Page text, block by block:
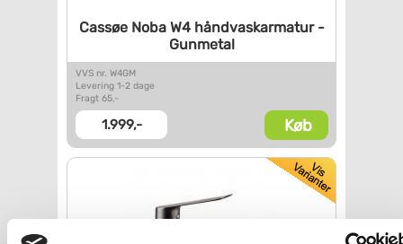
Cassøe Noba W4 håndvaskarmatur-
Gunmetal
VVS nr. W4GM
Levering 1-2 dage
Fragt 65,-
1.999,- Køb